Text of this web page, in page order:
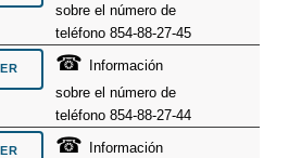
sobre el número de
teléfono 854-88-27-45
☎
Información
sobre el número de
teléfono 854-88-27-44
☎
Información